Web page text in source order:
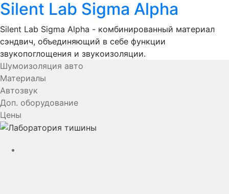
Silent Lab Sigma Alpha
Silent Lab Sigma Alpha - комбинированный материал
сэндвич, объединяющий в себе функции
звукопоглощения и звукоизоляции.
Шумоизоляция авто
Материалы
Автозвук
Доп. оборудование
Цены